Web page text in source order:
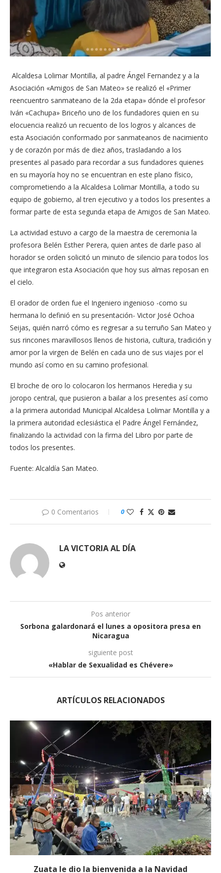
Alcaldesa Lolimar Montilla, al padre Ángel Fernandez y a la
Asociación «Amigos de San Mateo» se realizó el «Primer
reencuentro sanmateano de la 2da etapa» dónde el profesor
Iván «Cachupa» Briceño uno de los fundadores quien en su
elocuencia realizó un recuento de los logros y alcances de
esta Asociación conformado por sanmateanos de nacimiento
y de corazón por más de diez años, trasladando a los
presentes al pasado para recordar a sus fundadores quienes
en su mayoría hoy no se encuentran en este plano físico,
comprometiendo a la Alcaldesa Lolimar Montilla, a todo su
equipo de gobierno, al tren ejecutivo y a todos los presentes a
formar parte de esta segunda etapa de Amigos de San Mateo.
La actividad estuvo a cargo de la maestra de ceremonia la
profesora Belén Esther Perera, quien antes de darle paso al
horador se orden solicitó un minuto de silencio para todos los
que integraron esta Asociación que hoy sus almas reposan en
el cielo.
El orador de orden fue el Ingeniero ingenioso -como su
hermana lo definió en su presentación- Victor José Ochoa
Seijas, quién narró cómo es regresar a su terruño San Mateo y
sus rincones maravillosos llenos de historia, cultura, tradición y
amor por la virgen de Belén en cada uno de sus viajes por el
mundo así como en su camino profesional.
El broche de oro lo colocaron los hermanos Heredia y su
joropo central, que pusieron a bailar a los presentes así como
a la primera autoridad Municipal Alcaldesa Lolimar Montilla y a
la primera autoridad eclesiástica el Padre Ángel Fernández,
finalizando la actividad con la firma del Libro por parte de
todos los presentes.
Fuente: Alcaldía San Mateo.
0 Comentarios 0
LA VICTORIA AL DÍA
Pos anterior
Sorbona galardonará el lunes a opositora presa en
Nicaragua
siguiente post
«Hablar de Sexualidad es Chévere»
ARTÍCULOS RELACIONADOS
Zuata le dio la bienvenida a la Navidad